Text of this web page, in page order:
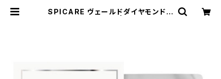
SPICARE ヴェールドダイヤモンドマ